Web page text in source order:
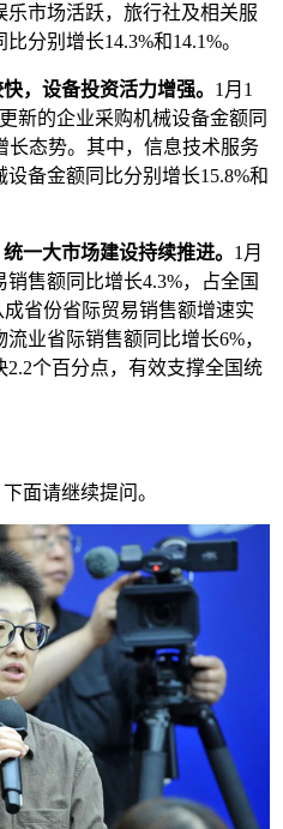
市场活跃，旅行社及相关服
分别增长14.3%和14.1%。
，设备投资活力增强。 1月1
新的企业采购机械设备金额同
长态势。其中，信息技术服务
备金额同比分别增长15.8%和
一大市场建设持续推进。 1月
售额同比增长4.3%，占全国
省份省际贸易销售额增速实
业省际销售额同比增长6%，
个百分点，有效支撑全国统
面请继续提问。